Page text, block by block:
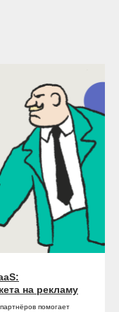
на рекламу
помогает